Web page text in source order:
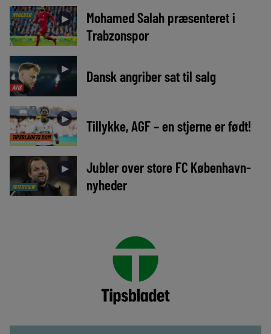
NYHEDER ►
Mohamed Salah præsenteret i
Trabzonspor
AVIS
► Dansk angriber sat til salg
TIPSBLADETS DOM
► Tillykke, AGF – en stjerne er født!
INTERVIEW
►
Jubler over store FC København-
nyheder